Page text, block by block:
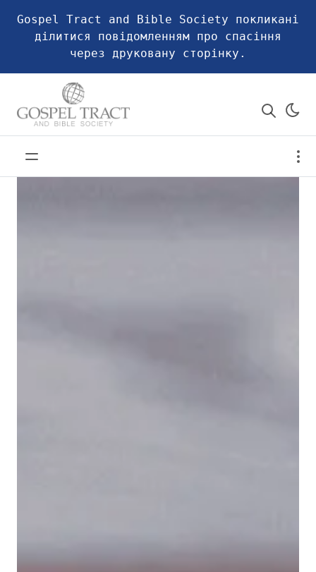
Gospel Tract and Bible Society покликані
ділитися повідомленням про спасіння
через друковану сторінку.